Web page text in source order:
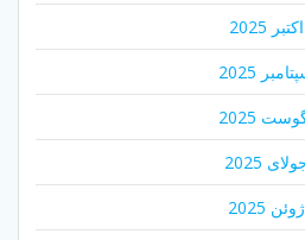
اکتبر 2025
2025
2025
2025
ژوئن 2025